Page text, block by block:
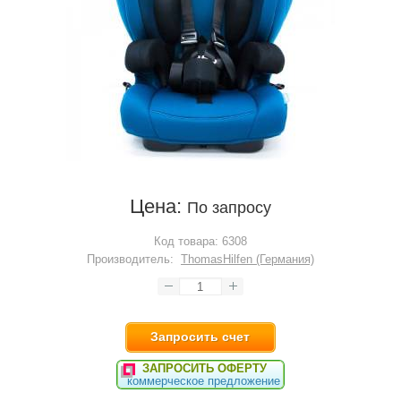
Цена: По запросу
Код товара: 6308
Производитель: ThomasHilfen (Германия)
Запросить счет
ЗАПРОСИТЬ ОФЕРТУ
коммерческое предложение